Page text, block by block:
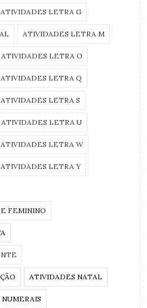
ATIVIDADES LETRA G
ATIVIDADES LETRA M
ATIVIDADES LETRA O
ATIVIDADES LETRA Q
ATIVIDADES LETRA S
ATIVIDADES LETRA U
ATIVIDADES LETRA W
ATIVIDADES LETRA Y
FEMININO
ATIVIDADES NATAL